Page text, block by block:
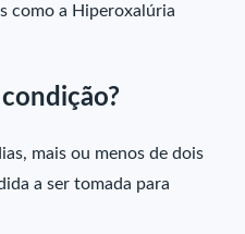
como a Hiperoxalúria
mais ou menos de dois
a ser tomada para